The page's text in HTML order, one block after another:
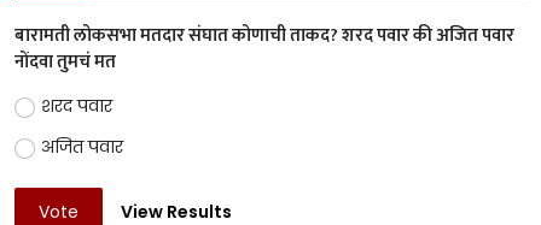
बारामती लोकसभा मतदार संघात कोणाची ताकद? शरद पवार की अजित पवार
नोंदवा तुमचं मत
शरद पवार
अजित पवार
Vote View Results